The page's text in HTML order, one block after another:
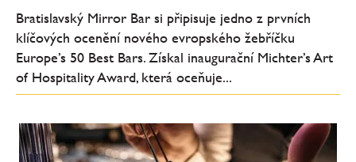
Bratislavský Mirror Bar si připisuje jedno z prvních
klíčových ocenění nového evropského žebříčku
Europe’s 50 Best Bars. Získal inaugurační Michter’s Art
of Hospitality Award, která oceňuje...